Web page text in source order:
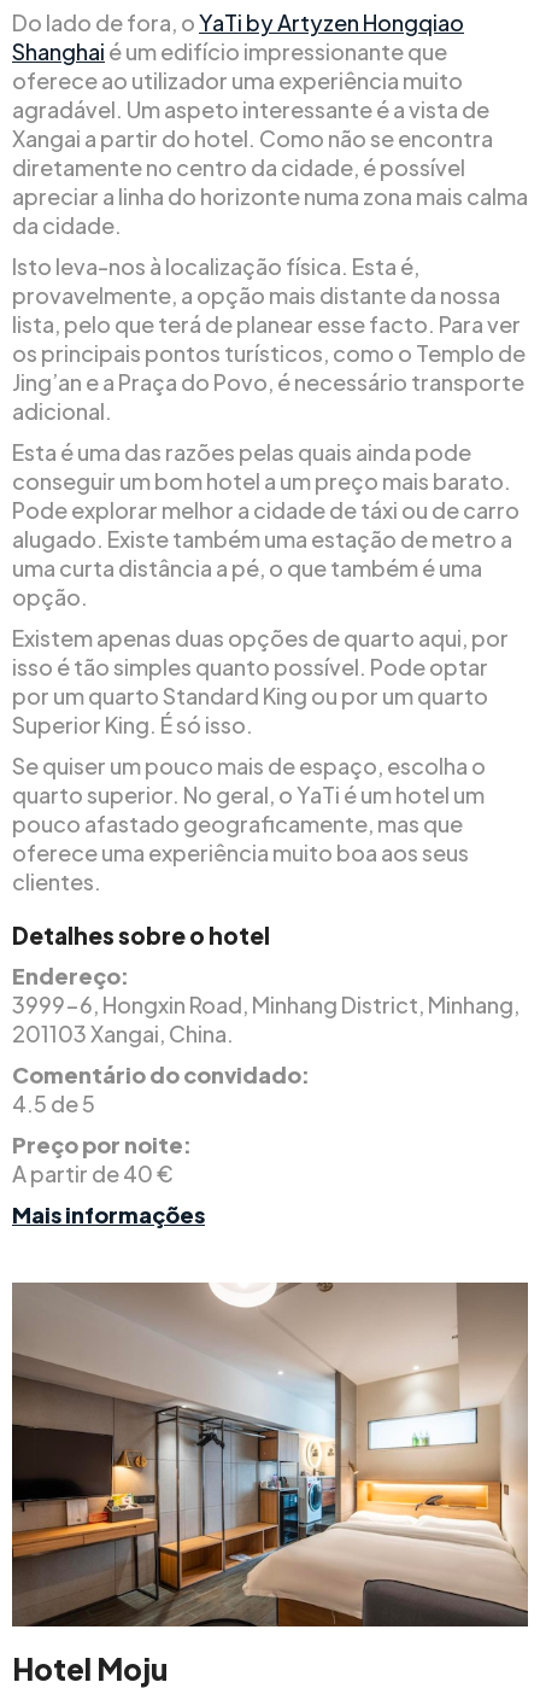
Do lado de fora, oYaTi by Artyzen Hongqiao
Shanghai é um edifício impressionante que
oferece ao utilizador uma experiência muito
agradável. Um aspeto interessante é a vista de
Xangai a partir do hotel. Como não se encontra
diretamente no centro da cidade, é possível
apreciar a linha do horizonte numa zona mais calma
da cidade.
Isto leva-nos à localização física. Esta é,
provavelmente, a opção mais distante da nossa
lista, pelo que terá de planear esse facto. Para ver
os principais pontos turísticos, como o Templo de
Jing’an e a Praça do Povo, é necessário transporte
adicional.
Esta é uma das razões pelas quais ainda pode
conseguir um bom hotel a um preço mais barato.
Pode explorar melhor a cidade de táxi ou de carro
alugado. Existe também uma estação de metro a
uma curta distância a pé, o que também é uma
opção.
Existem apenas duas opções de quarto aqui, por
isso é tão simples quanto possível. Pode optar
por um quarto Standard King ou por um quarto
Superior King. É só isso.
Se quiser um pouco mais de espaço, escolha o
quarto superior. No geral, o YaTi é um hotel um
pouco afastado geograficamente, mas que
oferece uma experiência muito boa aos seus
clientes.
Detalhes sobre o hotel
Endereço:
3999-6, Hongxin Road, Minhang District, Minhang,
201103 Xangai, China.
Comentário do convidado:
4.5 de 5
Preço por noite:
A partir de 40 €
Mais informações
Hotel Moju